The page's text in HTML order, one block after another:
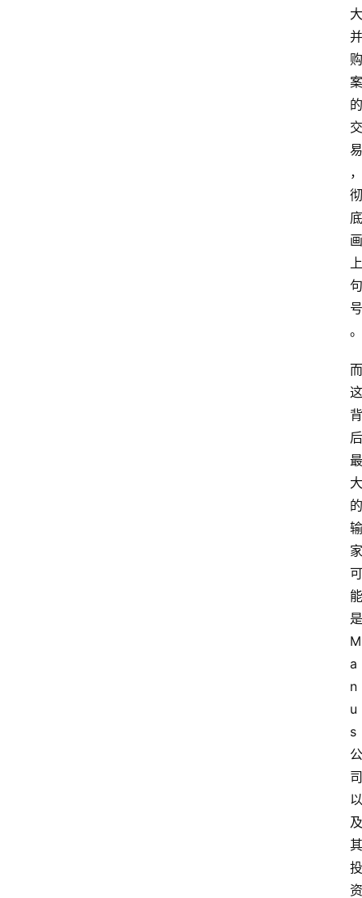
大
并
购
案
的
交
易
，
彻
底
画
上
句
号
。
而
这
背
后
最
大
的
输
家
可
能
是
M
a
n
u
s
公
司
以
及
其
投
资